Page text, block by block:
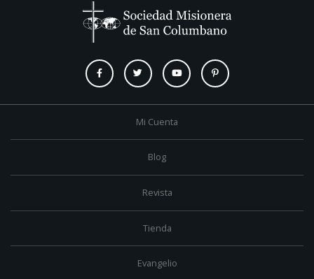
Mi Cuenta
Blog
Revista
Tienda
Evangelio